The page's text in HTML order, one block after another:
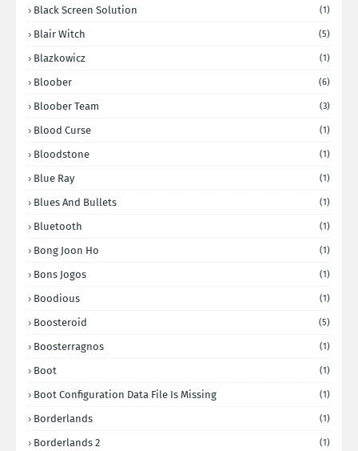
Black Screen Solution (1)
Blair Witch (5)
Blazkowicz (1)
Bloober (6)
Bloober Team (3)
Blood Curse (1)
Bloodstone (1)
Blue Ray (1)
Blues And Bullets (1)
Bluetooth (1)
Bong Joon Ho (1)
Bons Jogos (1)
Boodious (1)
Boosteroid (5)
Boosterragnos (1)
Boot (1)
Boot Configuration Data File Is Missing (1)
Borderlands (1)
Borderlands 2 (1)